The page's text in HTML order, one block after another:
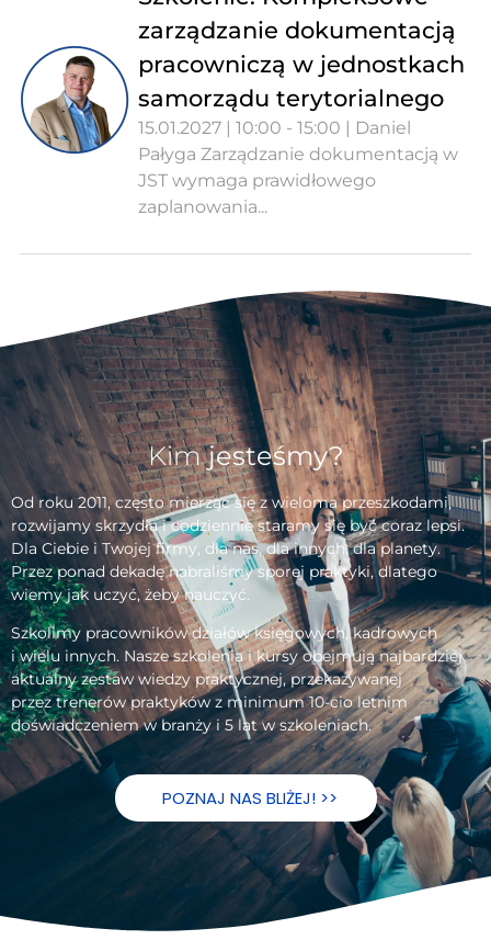
zarządzanie dokumentacją
pracowniczą w jednostkach
samorządu terytorialnego
15.01.2027 | 10:00 - 15:00 | Daniel
Pałyga Zarządzanie dokumentacją w
JST wymaga prawidłowego
zaplanowania...
Kimjesteśmy?
Od roku 2011, często mierząc się z wieloma przeszkodami,
rozwijamy skrzydła i codziennie staramy się być coraz lepsi.
Dla Ciebie i Twojej firmy, dla nas, dla innych, dla planety.
Przez ponad dekadę nabraliśmy sporej praktyki, dlatego
wiemy jak uczyć, żeby nauczyć.
Szkolimy pracowników działów księgowych, kadrowych
i wielu innych. Nasze szkolenia i kursy obejmują najbardziej
aktualny zestaw wiedzy praktycznej, przekazywanej
przez trenerów praktyków z minimum 10-cio letnim
doświadczeniem w branży i 5 lat w szkoleniach.
POZNAJ NAS BLIŻEJ! >>